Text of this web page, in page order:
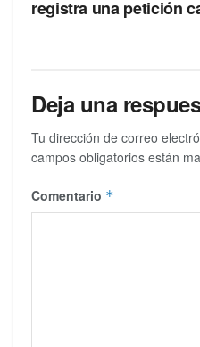
registra una petición
Deja una
Tu dirección de correo
campos obligatorios están
Comentario *